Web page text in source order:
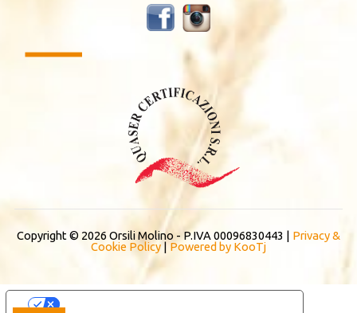
Copyright © 2026 Orsili Molino - P.IVA 00096830443 | Privacy &
Cookie Policy | Powered by KooTj
Le Tue Preferenze Relative Alla Privacy